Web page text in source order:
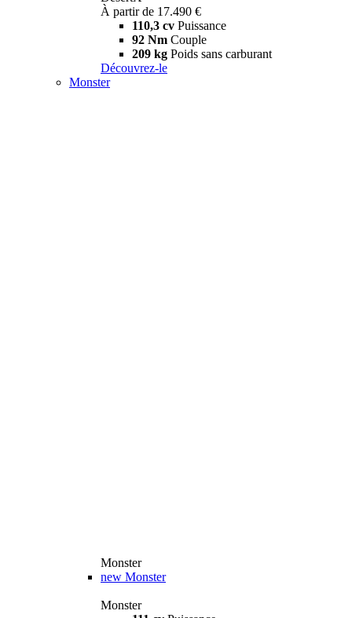
À partir de 17.490 €
110,3 cv Puissance
92 Nm Couple
209 kg Poids sans carburant
Découvrez-le
Monster
Monster
new Monster
Monster